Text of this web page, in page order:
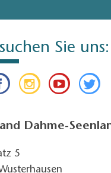
Sie uns:
Dahme-
5​